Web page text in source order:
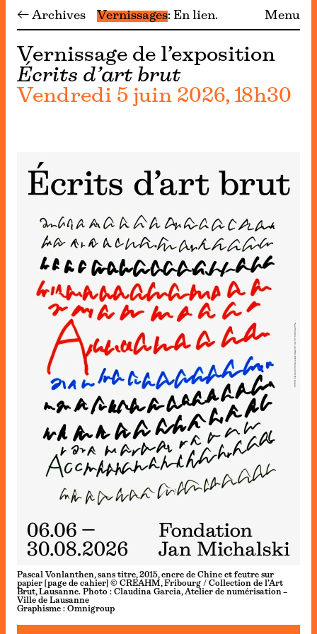
← Archives Vernissages En lien Menu
Vernissage de l’exposition
Écrits d’art brut
Vendredi 5 juin 2026, 18h30
Pascal Vonlanthen, sans titre, 2015, encre de Chine et feutre sur
papier [page de cahier] © CREAHM, Fribourg / Collection de l’Art
Brut, Lausanne. Photo : Claudina Garcia, Atelier de numérisation –
Ville de Lausanne
Graphisme : Omnigroup